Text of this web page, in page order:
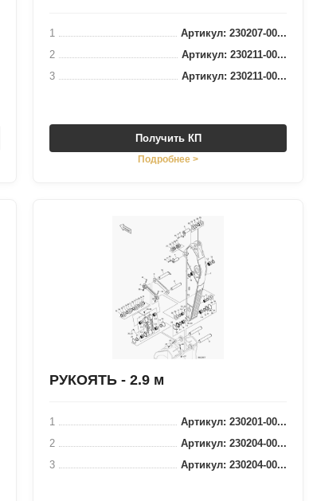
1
Артикул: 230207-00...
2
Артикул: 230211-00...
3
Артикул: 230211-00...
Получить КП
Подробнее >
РУКОЯТЬ - 2.9 м
1
Артикул: 230201-00...
2
Артикул: 230204-00...
3
Артикул: 230204-00...